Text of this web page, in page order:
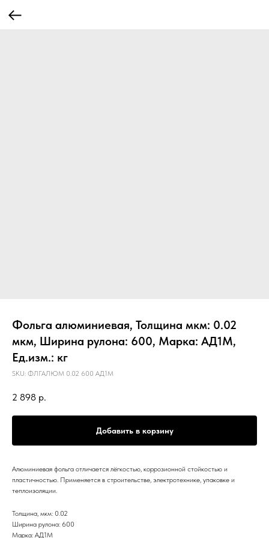
Фольга алюминиевая, Толщина мкм: 0.02
мкм, Ширина рулона: 600, Марка: АД1М,
Ед.изм.: кг
SKU: ФЛГАЛЮМ 0.02 600 АД1М
2 898 р.
Добавить в корзину
Алюминиевая фольга отличается лёгкостью, коррозионной стойкостью и
пластичностью. Применяется в строительстве, электротехнике, упаковке и
теплоизоляции.
Толщина, мкм: 0.02
Ширина рулона: 600
Марка: АД1М